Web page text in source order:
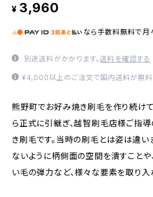
¥ 3,960
なら 手数料無料で 月
別途送料がかかります。送料を確認する
¥4,000以上のご注文で国内送料が無料
熊野町でお好み焼き刷毛を作り続け
ら正式に引継ぎ、越智刷毛店様ご指
き刷毛です。当時の刷毛とは姿は違い
ないように柄側面の空間を潰すことや
い毛の弾力など、様々な要素を取り入